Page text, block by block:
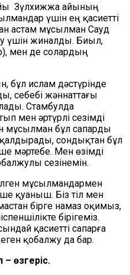
Зүлхижжа айының
үшін ең қасиетті
астам мұсылман Сауд
үшін жиналды. Биыл,
мен де солардың
бұл ислам дәстүрінде
себебі жәннаттағы
Стамбулда
ып мен әртүрлі сезімді
мұсылман бұл сапарды
қалдырады, сондықтан бұл
мәртебе. Мен өзімді
сезінемін.
мұсылмандармен
қуаныш. Біз тіл мен
бірге намаз оқимыз,
кте бірігеміз.
қасиетті сапарға
қобалжу да бар.
өзгеріс.